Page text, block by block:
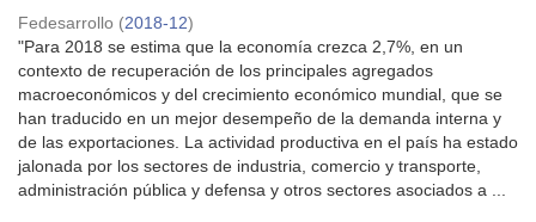
Fedesarrollo (2018-12)
"Para 2018 se estima que la economía crezca 2,7%, en un
contexto de recuperación de los principales agregados
macroeconómicos y del crecimiento económico mundial, que se
han traducido en un mejor desempeño de la demanda interna y
de las exportaciones. La actividad productiva en el país ha estado
jalonada por los sectores de industria, comercio y transporte,
administración pública y defensa y otros sectores asociados a ...